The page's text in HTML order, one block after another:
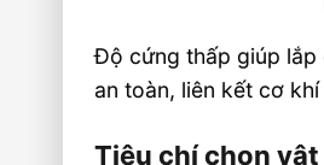
Độ cứng thấp giúp lắp
an toàn, liên kết cơ
Tiêu chí chọn